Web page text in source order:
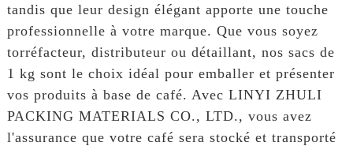
tandis que leur design élégant apporte une touche
professionnelle à votre marque. Que vous soyez
torréfacteur, distributeur ou détaillant, nos sacs de
1 kg sont le choix idéal pour emballer et présenter
vos produits à base de café. Avec LINYI ZHULI
PACKING MATERIALS CO., LTD., vous avez
l'assurance que votre café sera stocké et transporté